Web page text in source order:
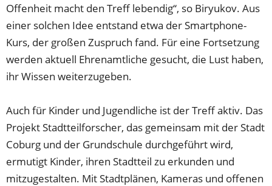
Offenheit macht den Treff lebendig“, so Biryukov. Aus
einer solchen Idee entstand etwa der Smartphone-
Kurs, der großen Zuspruch fand. Für eine Fortsetzung
werden aktuell Ehrenamtliche gesucht, die Lust haben,
ihr Wissen weiterzugeben.
Auch für Kinder und Jugendliche ist der Treff aktiv. Das
Projekt Stadtteilforscher, das gemeinsam mit der Stadt
Coburg und der Grundschule durchgeführt wird,
ermutigt Kinder, ihren Stadtteil zu erkunden und
mitzugestalten. Mit Stadtplänen, Kameras und offenen